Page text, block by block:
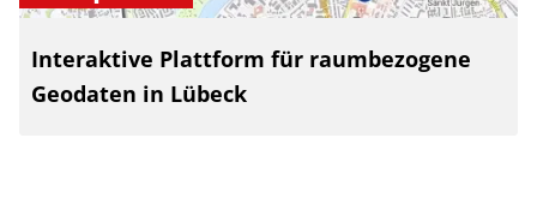
Interaktive Plattform für raumbezogene
Geodaten in Lübeck